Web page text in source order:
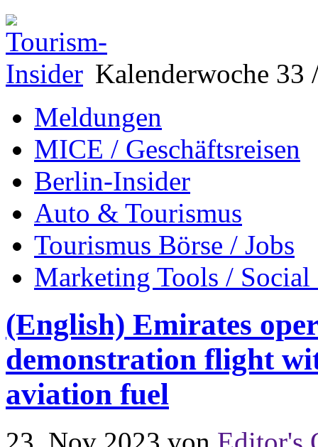
Kalenderwoche 33
Meldungen
MICE / Geschäftsreisen
Berlin-Insider
Auto & Tourismus
Tourismus Börse / Jobs
Marketing Tools /
(English) Emirates
demonstration flight
aviation fuel